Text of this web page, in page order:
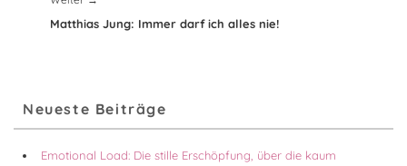
Beitrag:
Matthias Jung: Immer darf ich alles nie!
Seitenleisten-
Widgetbereich
Neueste Beiträge
Emotional Load: Die stille Erschöpfung, über die kaum